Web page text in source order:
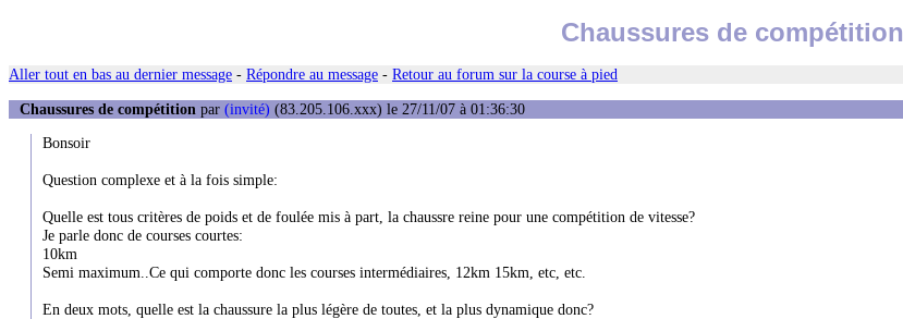
Chaussures de compétition
Aller tout en bas au dernier message - Répondre au message - Retour au forum sur la course à pied
Chaussures de compétition par (invité) (83.205.106.xxx) le 27/11/07 à 01:36:30
Bonsoir
Question complexe et à la fois simple:
Quelle est tous critères de poids et de foulée mis à part, la chaussre reine pour une compétition de vitesse?
Je parle donc de courses courtes:
10km
Semi maximum..Ce qui comporte donc les courses intermédiaires, 12km 15km, etc, etc.
En deux mots, quelle est la chaussure la plus légère de toutes, et la plus dynamique donc?